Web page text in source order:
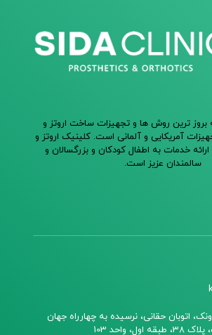
بروز ترین روش ها و تجهیزات ساخت اروتز و
آمریکایی و آلمانی است. کلینیک اروتز و
ارائه خدمات به اطفال کودکان و بزرگسالان و
سالمندان عزیز است.
اتوبان حقانی، نرسیده به چهارراه جهان
اول، واحد 103